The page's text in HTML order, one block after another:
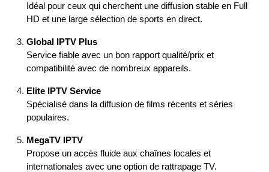
Idéal pour ceux qui cherchent une diffusion stable en Full
HD et une large sélection de sports en direct.
Global IPTV Plus
Service fiable avec un bon rapport qualité/prix et
compatibilité avec de nombreux appareils.
Elite IPTV Service
Spécialisé dans la diffusion de films récents et séries
populaires.
MegaTV IPTV
Propose un accès fluide aux chaînes locales et
internationales avec une option de rattrapage TV.